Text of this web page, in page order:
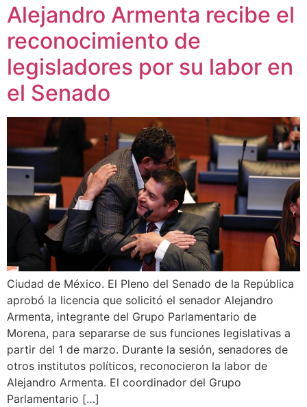
Alejandro Armenta recibe el
reconocimiento de
legisladores por su labor en
el Senado
Ciudad de México. El Pleno del Senado de la República
aprobó la licencia que solicitó el senador Alejandro
Armenta, integrante del Grupo Parlamentario de
Morena, para separarse de sus funciones legislativas a
partir del 1 de marzo. Durante la sesión, senadores de
otros institutos políticos, reconocieron la labor de
Alejandro Armenta. El coordinador del Grupo
Parlamentario […]